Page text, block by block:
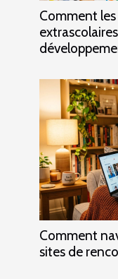
Comment
Comment
sites de